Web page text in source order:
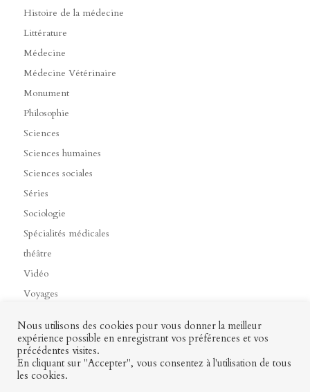
Histoire de la médecine
Littérature
Médecine
Médecine Vétérinaire
Monument
Philosophie
Sciences
Sciences humaines
Sciences sociales
Séries
Sociologie
Spécialités médicales
théâtre
Vidéo
Voyages
Contact Mon profil
Nous utilisons des cookies pour vous donner la meilleur
expérience possible en enregistrant vos préférences et vos
précédentes visites.
En cliquant sur "Accepter", vous consentez à l'utilisation de tous
les cookies.